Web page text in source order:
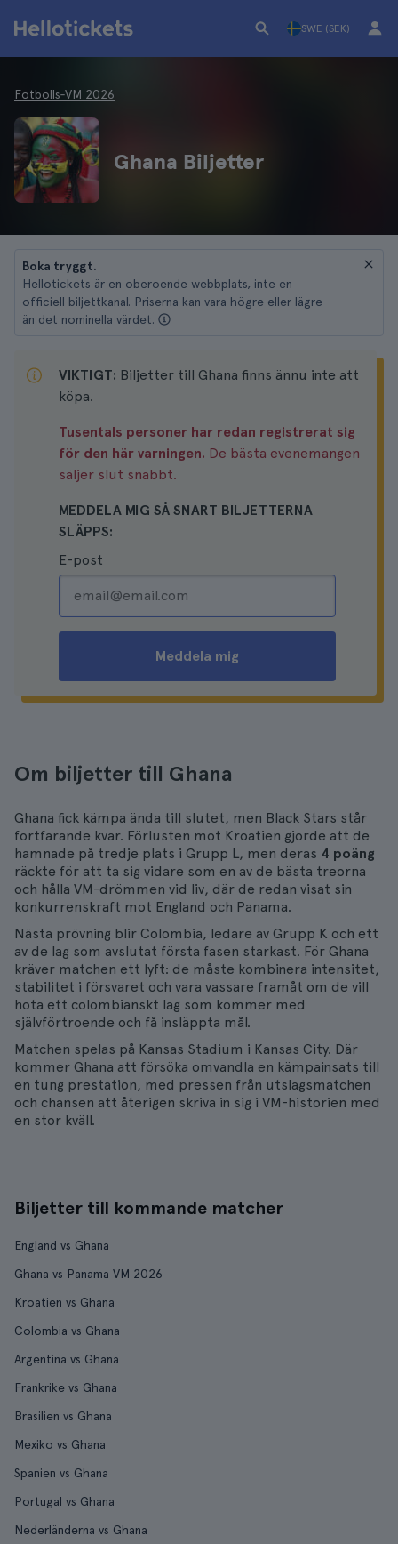
SWE (SEK)
Fotbolls‑VM 2026
Ghana Biljetter
Boka tryggt.
Hellotickets är en oberoende webbplats, inte en
officiell biljettkanal. Priserna kan vara högre eller lägre
än det nominella värdet.
VIKTIGT: Biljetter till Ghana finns ännu inte att
köpa.
Tusentals personer har redan registrerat sig
för den här varningen. De bästa evenemangen
säljer slut snabbt.
MEDDELA MIG SÅ SNART BILJETTERNA
SLÄPPS:
E-post
Meddela mig
Om biljetter till Ghana
Ghana fick kämpa ända till slutet, men Black Stars står
fortfarande kvar. Förlusten mot Kroatien gjorde att de
hamnade på tredje plats i Grupp L, men deras 4 poäng
räckte för att ta sig vidare som en av de bästa treorna
och hålla VM-drömmen vid liv, där de redan visat sin
konkurrenskraft mot England och Panama.
Nästa prövning blir Colombia, ledare av Grupp K och ett
av de lag som avslutat första fasen starkast. För Ghana
kräver matchen ett lyft: de måste kombinera intensitet,
stabilitet i försvaret och vara vassare framåt om de vill
hota ett colombianskt lag som kommer med
självförtroende och få insläppta mål.
Matchen spelas på Kansas Stadium i Kansas City. Där
kommer Ghana att försöka omvandla en kämpainsats till
en tung prestation, med pressen från utslagsmatchen
och chansen att återigen skriva in sig i VM-historien med
en stor kväll.
Biljetter till kommande matcher
England vs Ghana
Ghana vs Panama VM 2026
Kroatien vs Ghana
Colombia vs Ghana
Argentina vs Ghana
Frankrike vs Ghana
Brasilien vs Ghana
Mexiko vs Ghana
Spanien vs Ghana
Portugal vs Ghana
Nederländerna vs Ghana